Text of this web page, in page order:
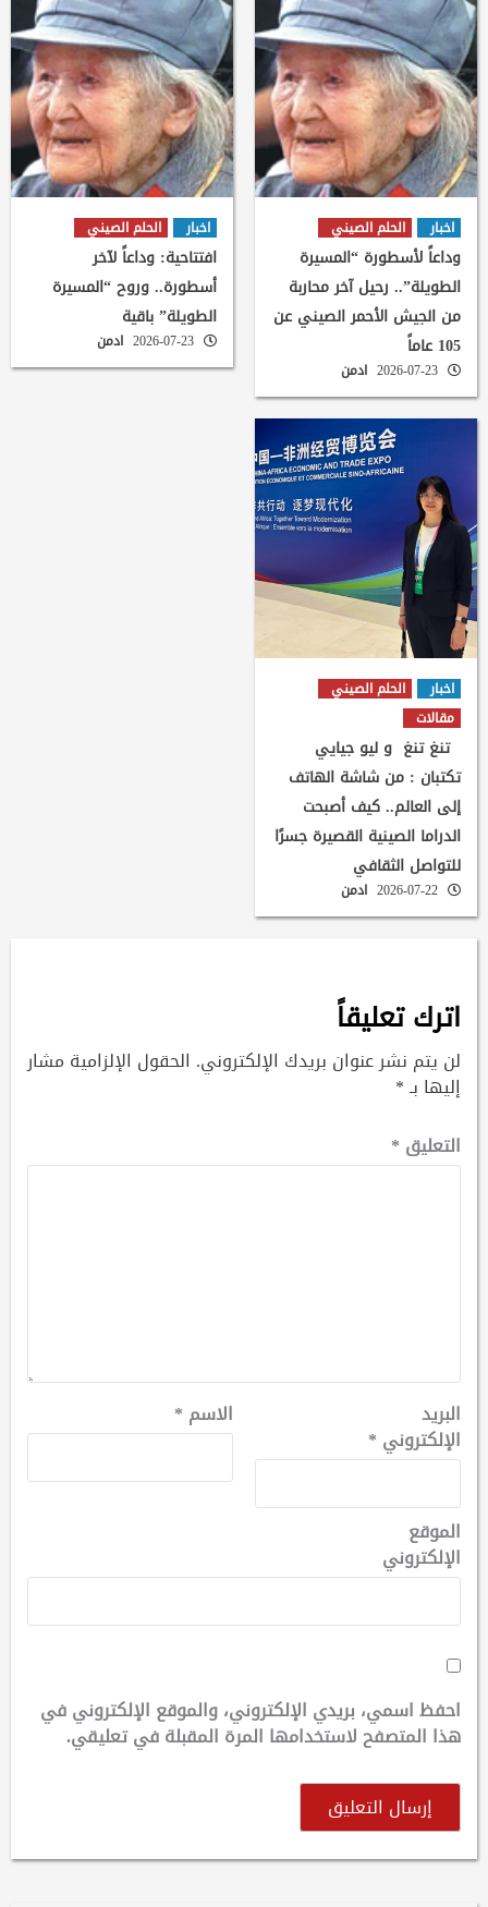
اخبار الحلم الصيني
وداعاً لأسطورة “المسيرة
الطويلة”.. رحيل آخر محاربة
من الجيش الأحمر الصيني عن
105 عاماً
ادمن
اخبار الحلم الصيني
افتتاحية: وداعاً لآخر
أسطورة.. وروح “المسيرة
الطويلة” باقية
ادمن
اخبار
الحلم الصيني
مقالات
تنغ تنغ و ليو جيايي
تكتبان : من شاشة الهاتف
إلى العالم.. كيف أصبحت
الدراما الصينية القصيرة جسرًا
للتواصل الثقافي
ادمن
اترك تعليقاً
لن يتم نشر عنوان بريدك الإلكتروني. الحقول الإلزامية مشار
إليها بـ*
التعليق *
الاسم * البريد
الإلكتروني *
الموقع
الإلكتروني
احفظ اسمي، بريدي الإلكتروني، والموقع الإلكتروني في
هذا المتصفح لاستخدامها المرة المقبلة في تعليقي.